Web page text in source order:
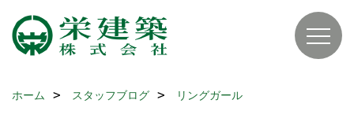
ホーム スタッフブログ リングガール